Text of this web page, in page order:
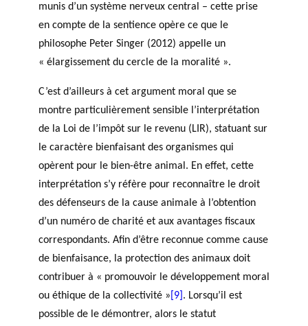
munis d’un système nerveux central – cette prise
en compte de la sentience opère ce que le
philosophe Peter Singer (2012) appelle un
« élargissement du cercle de la moralité ».
C’est d’ailleurs à cet argument moral que se
montre particulièrement sensible l’interprétation
de la Loi de l’impôt sur le revenu (LIR), statuant sur
le caractère bienfaisant des organismes qui
opèrent pour le bien-être animal. En effet, cette
interprétation s’y réfère pour reconnaître le droit
des défenseurs de la cause animale à l’obtention
d’un numéro de charité et aux avantages fiscaux
correspondants. Afin d’être reconnue comme cause
de bienfaisance, la protection des animaux doit
contribuer à « promouvoir le développement moral
ou éthique de la collectivité » [9] . Lorsqu’il est
possible de le démontrer, alors le statut